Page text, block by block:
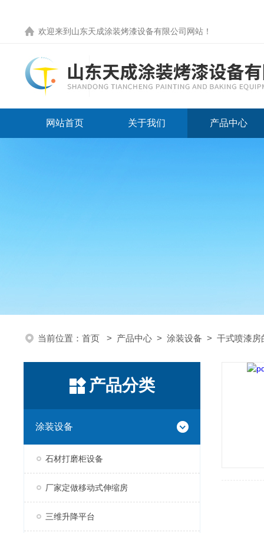
欢迎来到 山东天成涂装烤漆设备有限公司网站 ！
网站首页 关于我们 产品中心
当前位置： 首页 > 产品中心 > 涂装设备 > 干式喷漆房
产品分类
涂装设备
石材打磨柜设备
厂家定做移动式伸缩房
三维升降平台